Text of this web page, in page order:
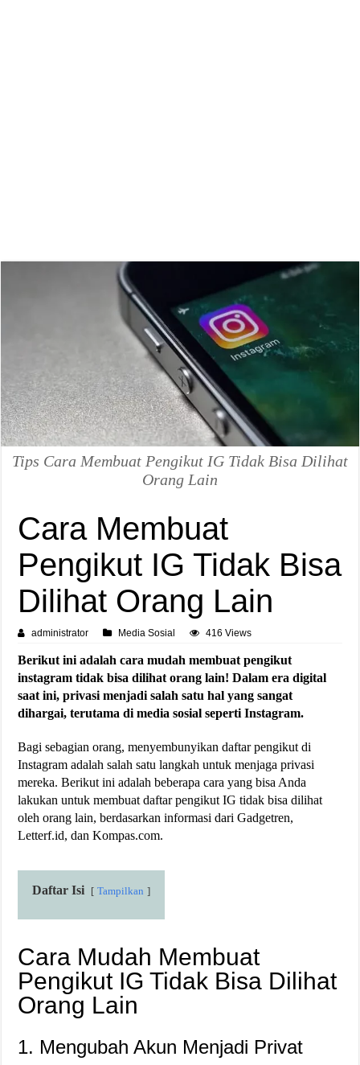
Tips Cara Membuat Pengikut IG Tidak Bisa Dilihat
Orang Lain
Cara Membuat
Pengikut IG Tidak Bisa
Dilihat Orang Lain
administrator Media Sosial 416 Views
Berikut ini adalah cara mudah membuat pengikut
instagram tidak bisa dilihat orang lain! Dalam era digital
saat ini, privasi menjadi salah satu hal yang sangat
dihargai, terutama di media sosial seperti Instagram.
Bagi sebagian orang, menyembunyikan daftar pengikut di
Instagram adalah salah satu langkah untuk menjaga privasi
mereka. Berikut ini adalah beberapa cara yang bisa Anda
lakukan untuk membuat daftar pengikut IG tidak bisa dilihat
oleh orang lain, berdasarkan informasi dari Gadgetren,
Letterf.id, dan Kompas.com.
Daftar Isi Tampilkan
Cara Mudah Membuat
Pengikut IG Tidak Bisa Dilihat
Orang Lain
1. Mengubah Akun Menjadi Privat